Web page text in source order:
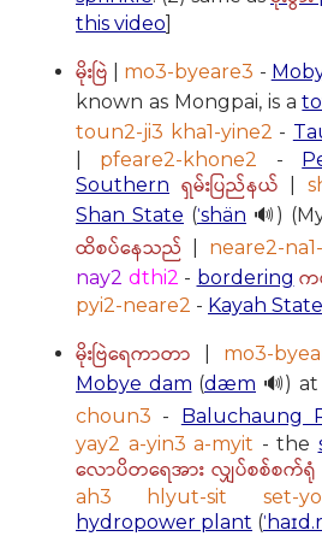
this video]
မိုးဗြဲ mo3-byeare3 -
known as Mongpai, is a
toun2-ji3 kha1-yine2 -
pfeare2-khone2 -
Southern ရှမ်းပြည်နယ်
Shan State (ˈshän 🔊)
ထိစပ်နေသည်
neare2-
nay2 dthi2 - bordering က
pyi2-neare2 - Kayah State
မိုးဗြဲရေကာတာ mo3-
Mobye dam (dæm 🔊) at
choun3 - Baluchaung
yay2 a-yin3 a-myit - the
လောပိတရေအား လျှပ်စစ်စက်ရုံ
ah3 hlyut-sit set-
hydropower plant (